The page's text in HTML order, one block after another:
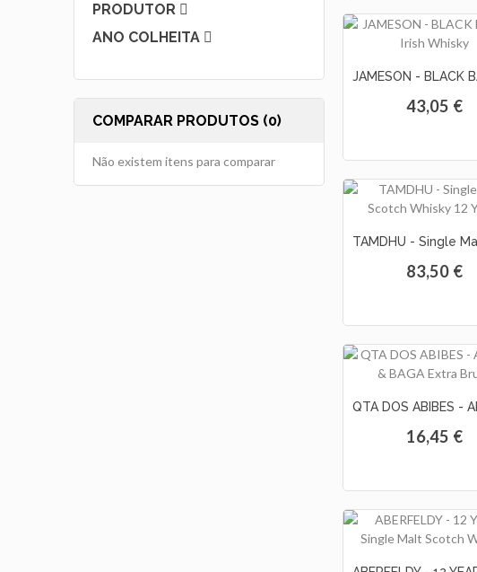
43,05 €
83,50 €
16,45 €
PRODUTOR
ANO COLHEITA
COMPARAR PRODUTOS (0)
Não existem itens para comparar